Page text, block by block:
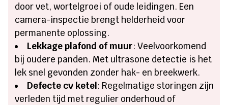
door vet, wortelgroei of oude leidingen. Een
camera-inspectie brengt helderheid voor
permanente oplossing.
Lekkage plafond of muur: Veelvoorkomend
bij oudere panden. Met ultrasone detectie is het
lek snel gevonden zonder hak- en breekwerk.
Defecte cv ketel : Regelmatige storingen zijn
verleden tijd met regulier onderhoud of